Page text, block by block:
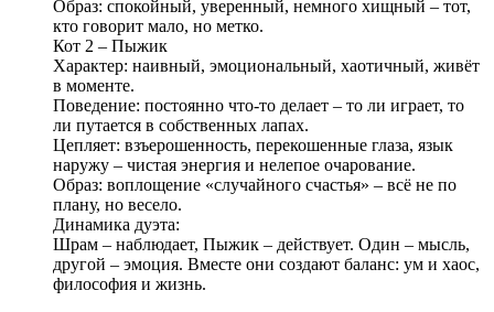
Образ: спокойный, уверенный, немного хищный – тот,
кто говорит мало, но метко.
Кот 2 – Пыжик
Характер: наивный, эмоциональный, хаотичный, живёт
в моменте.
Поведение: постоянно что-то делает – то ли играет, то
ли путается в собственных лапах.
Цепляет: взъерошенность, перекошенные глаза, язык
наружу – чистая энергия и нелепое очарование.
Образ: воплощение «случайного счастья» – всё не по
плану, но весело.
Динамика дуэта:
Шрам – наблюдает, Пыжик – действует. Один – мысль,
другой – эмоция. Вместе они создают баланс: ум и хаос,
философия и жизнь.